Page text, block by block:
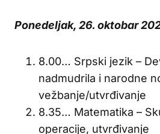
Ponedeljak, 26. oktobar
8.00… Srpski jezik –
nadmudrila i narodne
vežbanje/utvrđivanje
8.35… Matematika –
operacije, utvrđivanje